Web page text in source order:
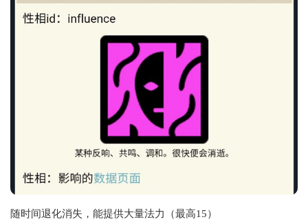
随时间退化消失，能提供大量法力（最高15）